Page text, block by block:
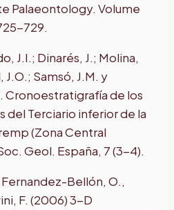
Palaeontology. Volume
729.
J.I.; Dinarés, J.; Molina,
J.O.; Samsó, J.M. y
Cronoestratigrafía de los
del Terciario inferior de la
(Zona Central
Geol. España, 7 (3-4).
Fernandez-Bellón, O.,
F. (2006) 3-D